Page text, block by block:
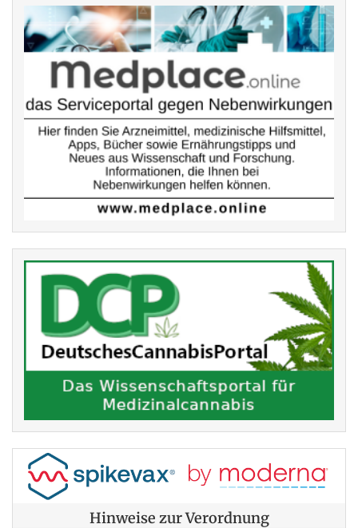
Hinweise zur Verordnung